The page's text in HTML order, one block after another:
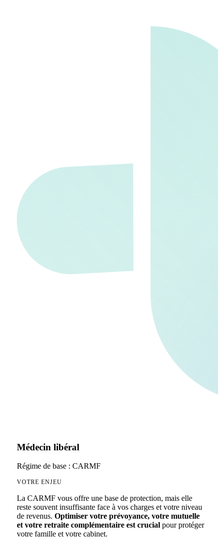
Médecin libéral
Régime de base : CARMF
VOTRE ENJEU
La CARMF vous offre une base de protection, mais elle
reste souvent insuffisante face à vos charges et votre niveau
de revenus. Optimiser votre prévoyance, votre mutuelle
et votre retraite complémentaire est crucial pour protéger
votre famille et votre cabinet.